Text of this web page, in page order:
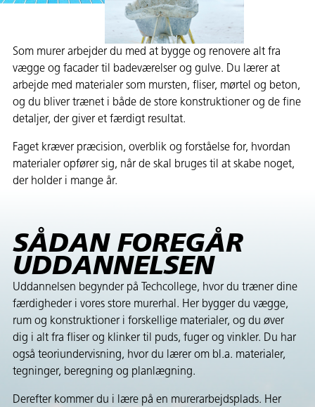
Som murer arbejder du med at bygge og renovere alt fra
vægge og facader til badeværelser og gulve. Du lærer at
arbejde med materialer som mursten, fliser, mørtel og beton,
og du bliver trænet i både de store konstruktioner og de fine
detaljer, der giver et færdigt resultat.
Faget kræver præcision, overblik og forståelse for, hvordan
materialer opfører sig, når de skal bruges til at skabe noget,
der holder i mange år.
SÅDAN FOREGÅR
UDDANNELSEN
Uddannelsen begynder på Techcollege, hvor du træner dine
færdigheder i vores store murerhal. Her bygger du vægge,
rum og konstruktioner i forskellige materialer, og du øver
dig i alt fra fliser og klinker til puds, fuger og vinkler. Du har
også teoriundervisning, hvor du lærer om bl.a. materialer,
tegninger, beregning og planlægning.
Derefter kommer du i lære på en murerarbejdsplads. Her